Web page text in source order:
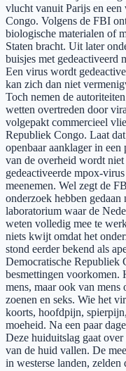
vlucht vanuit Parijs en
Congo. Volgens de FBI
biologische materialen of
Staten bracht. Uit later
buisjes met gedeactiveerd
Een virus wordt
kan zich dan niet
Toch nemen de
wetten overtreden door
volgepakt commercieel
Republiek Congo. Laat
openbaar aanklager in
van de overheid wordt
gedeactiveerde mpox-
meenemen. Wel zegt de
onderzoek hebben
laboratorium waar de
weten volledig mee te
niets kwijt omdat het
stond eerder bekend als
Democratische Republiek
besmettingen voorkomen.
mens, maar ook van mens
zoenen en seks. Wie het
koorts, hoofdpijn,
moeheid. Na een paar
Deze huiduitslag gaat
van de huid vallen. De
in westerse landen, zelden